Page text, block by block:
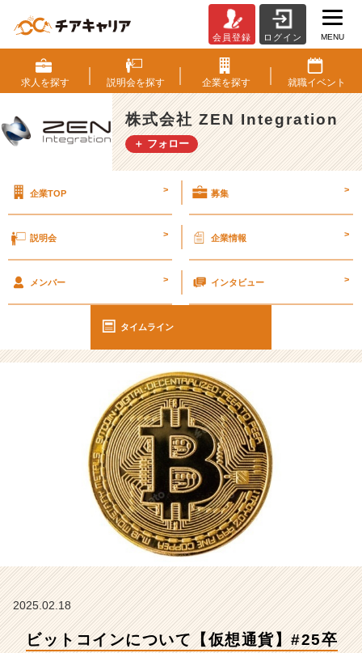
ッ
ト
コ
イ
ン
に
【仮
貨】
卒
#
2
6
卒
【株
式
会
社
Z
E
N
I
t
a
会員登録 ログイン MENU
求人を探す 説明会を探す 企業を探す 就職イベント
株式会社 ZEN Integration
＋ フォロー
企業TOP > 募集 >
説明会 > 企業情報 >
メンバー > インタビュー >
タイムライン
2025.02.18
ビットコインについて【仮想通貨】#25卒